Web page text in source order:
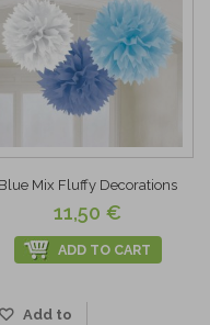
Blue Mix Fluffy Decorations
11,50 €
ADD TO CART
Add to